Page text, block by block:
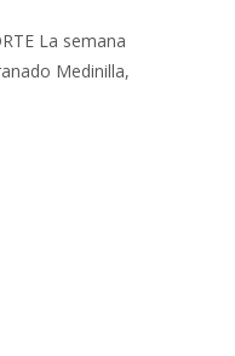
La semana
Medinilla,